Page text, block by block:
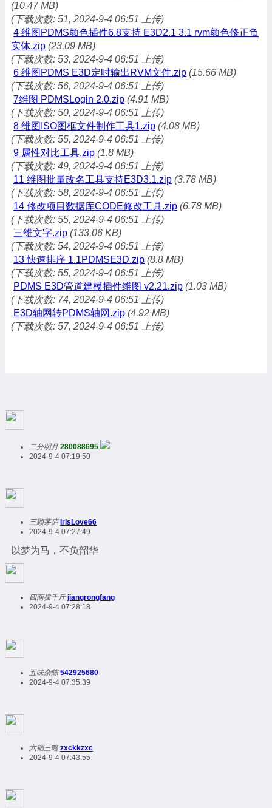
(10.47 MB)
(下载次数: 51, 2024-9-4 06:51 上传)
4 维图PDMS颜色插件6.8支持 E3D2.1 3.1 rvm颜色修正负
实体.zip (23.09 MB)
(下载次数: 53, 2024-9-4 06:51 上传)
6 维图PDMS E3D定时输出RVM文件.zip (15.66 MB)
(下载次数: 56, 2024-9-4 06:51 上传)
7维图 PDMSLogin 2.0.zip (4.91 MB)
(下载次数: 50, 2024-9-4 06:51 上传)
8 维图ISO图框文件制作工具1.zip (4.08 MB)
(下载次数: 55, 2024-9-4 06:51 上传)
9 属性对比工具.zip (1.8 MB)
(下载次数: 49, 2024-9-4 06:51 上传)
11 维图批量改名工具支持E3D3.1.zip (3.78 MB)
(下载次数: 58, 2024-9-4 06:51 上传)
14 修改项目数据库CODE修改工具.zip (6.78 MB)
(下载次数: 55, 2024-9-4 06:51 上传)
三维文字.zip (133.06 KB)
(下载次数: 54, 2024-9-4 06:51 上传)
13 快速排序 1.1PDMSE3D.zip (8.8 MB)
(下载次数: 55, 2024-9-4 06:51 上传)
PDMS E3D管道建模插件维图 v2.21.zip (1.03 MB)
(下载次数: 74, 2024-9-4 06:51 上传)
E3D轴网转PDMS轴网.zip (4.92 MB)
(下载次数: 57, 2024-9-4 06:51 上传)
二分明月 280088695
2024-9-4 07:19:50
三顾茅庐 IrisLove66
2024-9-4 07:27:49
以梦为马，不负韶华
四两拨千斤 jiangrongfang
2024-9-4 07:28:18
五味杂陈 542925680
2024-9-4 07:35:39
六韬三略 zxckkzxc
2024-9-4 07:43:55